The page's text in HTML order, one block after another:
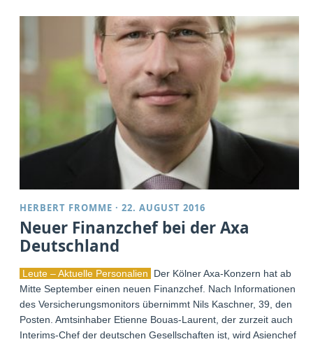
HERBERT FROMME ·22. AUGUST 2016
Neuer Finanzchef bei der Axa
Deutschland
Leute – Aktuelle Personalien
Der Kölner Axa-Konzern hat ab
Mitte September einen neuen Finanzchef. Nach Informationen
des Versicherungsmonitors übernimmt Nils Kaschner, 39, den
Posten. Amtsinhaber Etienne Bouas-Laurent, der zurzeit auch
Interims-Chef der deutschen Gesellschaften ist, wird Asienchef